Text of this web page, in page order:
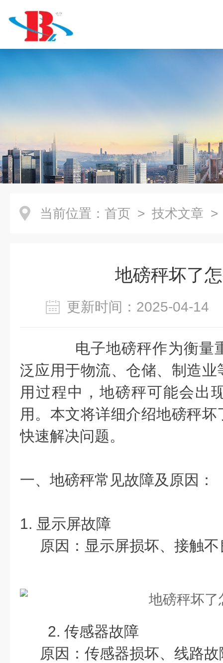
当前位置： 首页 > 技术文章 >
地磅秤坏了
更新时间：2025-04-
电子地磅秤作为衡量
泛应用于物流、仓储、制造
用过程中，地磅秤可能会出
用。本文将详细介绍地磅秤
快速解决问题。
一、地磅秤常见故障及原因：
1. 显示屏故障
原因：显示屏损坏、接触不
2. 传感器故障
原因：传感器损坏、线路故